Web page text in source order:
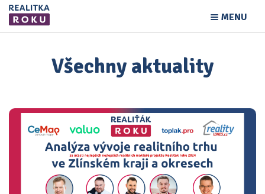
MENU
Všechny aktuality